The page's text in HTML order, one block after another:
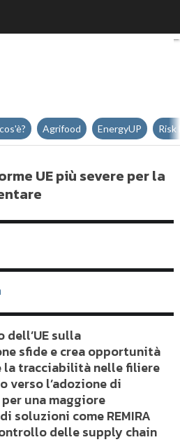
norme UE più
Agrifood EnergyUP Risk
UE più severe per la
dell’UE sulla
sfide e crea opportunità
tracciabilità nelle filiere
verso l’adozione di
una maggiore
soluzioni come REMIRA
delle supply chain